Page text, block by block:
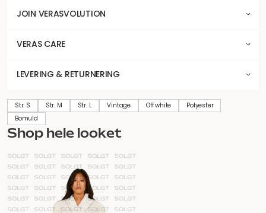
JOIN VERASVOLUTION
VERAS CARE
LEVERING & RETURNERING
Str. S Str. M Str. L Vintage Off white
Polyester
Bomuld
Shop hele looket